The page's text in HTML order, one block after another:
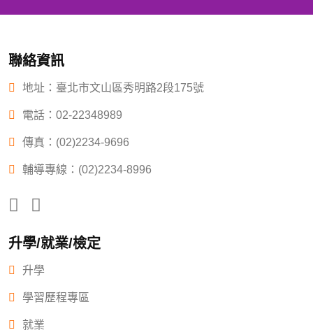
聯絡資訊
地址：臺北市文山區秀明路2段175號
電話： 02-22348989
傳真：(02)2234-9696
輔導專線：(02)2234-8996
升學/就業/檢定
升學
學習歷程專區
就業